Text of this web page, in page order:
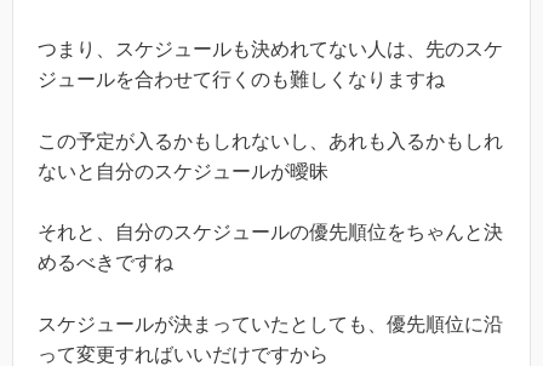
つまり、スケジュールも決めれてない人は、先のスケ
ジュールを合わせて行くのも難しくなりますね
この予定が入るかもしれないし、あれも入るかもしれ
ないと自分のスケジュールが曖昧
それと、自分のスケジュールの優先順位をちゃんと決
めるべきですね
スケジュールが決まっていたとしても、優先順位に沿
って変更すればいいだけですから